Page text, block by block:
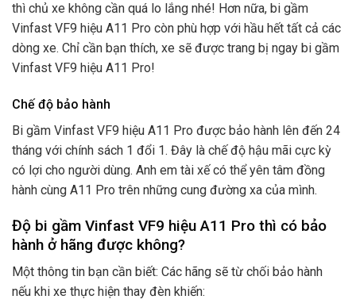
thì chủ xe không cần quá lo lắng nhé! Hơn nữa, bi gầm
Vinfast VF9 hiệu A11 Pro còn phù hợp với hầu hết tất cả các
dòng xe. Chỉ cần bạn thích, xe sẽ được trang bị ngay bi gầm
Vinfast VF9 hiệu A11 Pro!
Chế độ bảo hành
Bi gầm Vinfast VF9 hiệu A11 Pro được bảo hành lên đến 24
tháng với chính sách 1 đổi 1. Đây là chế độ hậu mãi cực kỳ
có lợi cho người dùng. Anh em tài xế có thể yên tâm đồng
hành cùng A11 Pro trên những cung đường xa của mình.
Độ bi gầm Vinfast VF9 hiệu A11 Pro thì có bảo
hành ở hãng được không?
Một thông tin bạn cần biết: Các hãng sẽ từ chối bảo hành
nếu khi xe thực hiện thay đèn khiến: